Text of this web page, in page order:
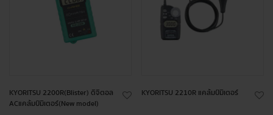
KYORITSU 2200R(Blister) ดิจิตอล
ACแคล้มป์มิเตอร์(New model)
KYORITSU 2210R แคล้มป์มิเตอร์